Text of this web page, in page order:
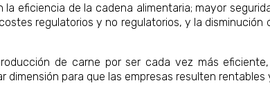
eficiencia de la cadena alimentaria; mayor
regulatorios y no regulatorios, y la disminución
de carne por ser cada vez más
para que las empresas resulten rentables